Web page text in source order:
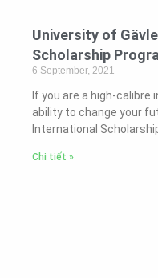
University of
Scholarship
6 September, 2021
If you are a high-
ability to change your
International
Chi tiết »